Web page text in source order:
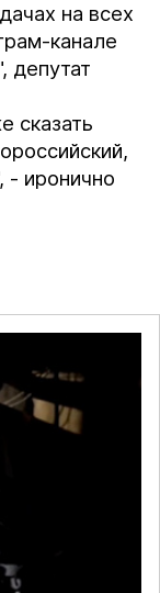
на всех
канале
депутат
сказать
- иронично